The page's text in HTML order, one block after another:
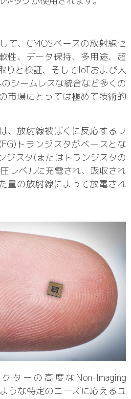
て、CMOSベースの放射線セ
性、データ保持、多用途、超
りと検証、そしてIoTおよび人
シームレスな統合など多くの
市場にとっては極めて技術的
、放射線被ばくに反応するフ
トランジスタがベースとな
ジスタ(またはトランジスタの
レベルに充電され、吸収され
量の放射線によって放電され
ターの高度なNon-Imaging
うな特定のニーズに応えるユ